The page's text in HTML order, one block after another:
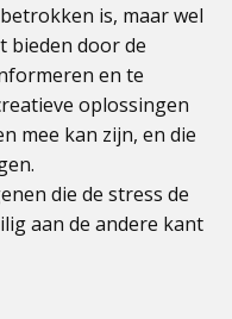
is, maar wel
bieden door de
en te
oplossingen
mee kan zijn, en die
die de stress de
aan de andere kant